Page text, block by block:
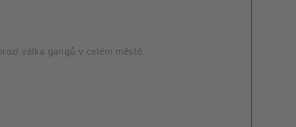
válka gangů v celém městě.